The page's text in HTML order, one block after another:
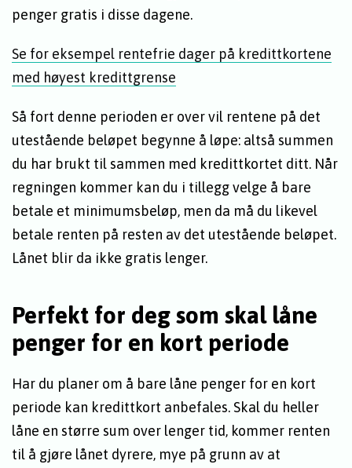
penger gratis i disse dagene.
Se for eksempel rentefrie dager på kredittkortene
med høyest kredittgrense
Så fort denne perioden er over vil rentene på det
utestående beløpet begynne å løpe: altså summen
du har brukt til sammen med kredittkortet ditt. Når
regningen kommer kan du i tillegg velge å bare
betale et minimumsbeløp, men da må du likevel
betale renten på resten av det utestående beløpet.
Lånet blir da ikke gratis lenger.
Perfekt for deg som skal låne
penger for en kort periode
Har du planer om å bare låne penger for en kort
periode kan kredittkort anbefales. Skal du heller
låne en større sum over lenger tid, kommer renten
til å gjøre lånet dyrere, mye på grunn av at